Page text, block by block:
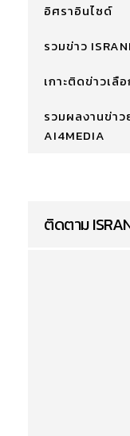
อิศราอินไซด์
รวมข่าว
เกาะติดข่าวเลื
รวมผลงานข่า
AI4MEDIA
ติดตาม